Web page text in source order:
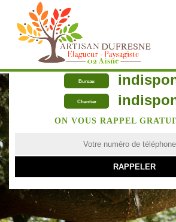
Bureau
Chantier
ON VOUS RAPPEL